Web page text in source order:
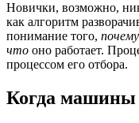
Новички, возможно,
как алгоритм
понимание того, почему
что оно работает.
процессом его отбора.
Когда